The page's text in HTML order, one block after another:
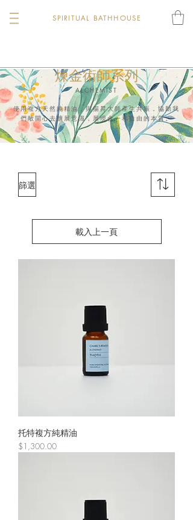
SPIRITUAL BATHHOUSE
煉金術師系列
ALCHEMIST
使用複方天然純精油，與揚昇大師產生共振，協助我
們敞開心去擴展意識，展現合一和自由的本質。
篩選
載入上一頁
托特複方純精油
價格
$1,300.00